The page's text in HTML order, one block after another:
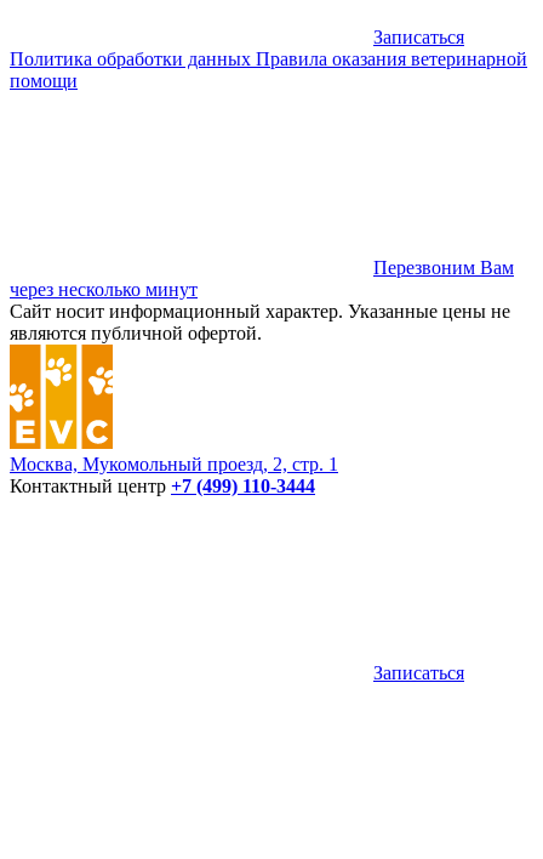
Записаться
Политика обработки данных Правила оказания ветеринарной
помощи
Перезвоним Вам
через несколько минут
Сайт носит информационный характер. Указанные цены не
являются публичной офертой.
Москва, Мукомольный проезд, 2, стр. 1
Контактный центр +7 (499) 110-3444
Записаться